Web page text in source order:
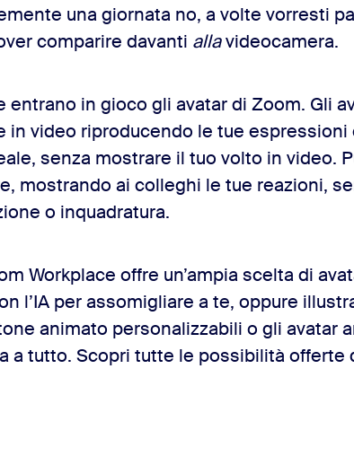
una giornata no, a volte vorresti
comparire davanti allavideocamera.
entrano in gioco gli avatar di Zoom. Gli
in video riproducendo le tue
senza mostrare il tuo volto in video.
mostrando ai colleghi le tue reazioni,
o inquadratura.
Workplace offre un’ampia scelta di
l’IA per assomigliare a te, oppure
animato personalizzabili o gli avatar
a tutto. Scopri tutte le possibilità offerte